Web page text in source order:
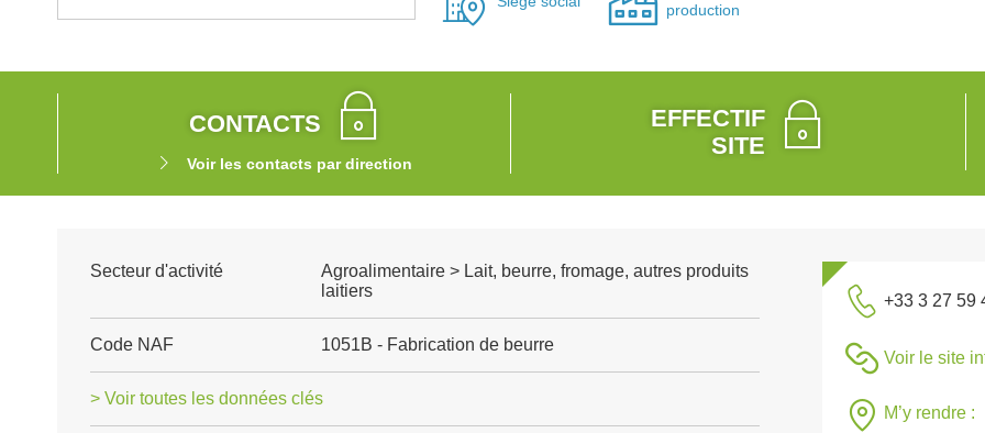
production
CONTACTS
Voir les contacts par direction
EFFECTIF
SITE
Secteur d'activité
Agroalimentaire > Lait, beurre, fromage, autres produits
laitiers
Code NAF 1051B - Fabrication de beurre
> Voir toutes les données clés
+33 3 27 59
Voir le site
M’y rendre :